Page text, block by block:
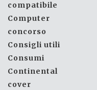
compatibile
Computer
concorso
Consigli utili
Consumi
Continental
cover